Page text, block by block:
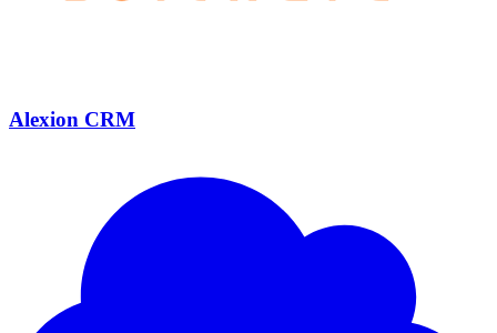
Alexion CRM